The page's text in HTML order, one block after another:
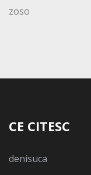
zoso
CE CITESC
denisuca